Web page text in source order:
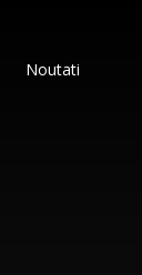
Noutati